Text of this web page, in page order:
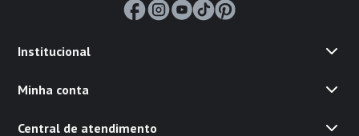
Institucional
Minha conta
Central de atendimento